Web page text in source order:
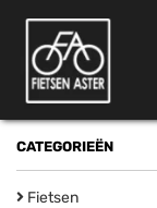
CATEGORIEËN
Fietsen